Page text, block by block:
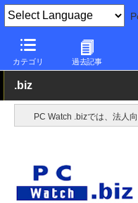
カテゴリ 過去記事
PC Watch ソフトウェア/ア
.biz
PC Watch .bizでは、法人